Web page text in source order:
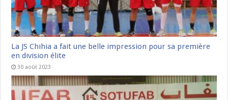
La JS Chihia a fait une belle impression pour sa première
en division élite
30 août 2023